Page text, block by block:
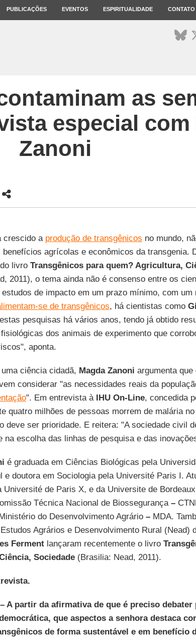
PUBLICAÇÕES EVENTOS ESPIRITUALIDADE CONTATO
as
especial com
Zanoni
crescido a produção de transgênicos no mundo,
agrícolas e econômicos da transgenia.
livro Transgênicos para quem? Agricultura,
2011), o tema ainda não é consenso entre os
de impacto em um prazo mínimo, com um
se de transgênicos, há cientistas como
pesquisas há vários anos, tendo já obtido
dos animais de experimento que
aponta.
ciência cidadã, Magda Zanoni argumenta
considerar "as necessidades reais da
". Em entrevista à IHU On-Line, concedida
quatro milhões de pessoas morrem de malária
deve ser prioridade. E reitera: "A sociedade civil
na escolha das linhas de pesquisa e das
é graduada em Ciências Biológicas pela
e doutora em Sociologia pela Université Paris I.
Université de Paris X, e da Universite de
Técnica Nacional de Biossegurança –
do Desenvolvimento Agrário – MDA.
Agrários e Desenvolvimento Rural (Nead)
Fermentlançaram recentemente o livro
Sociedade(Brasilia: Nead, 2011).
A partir da afirmativa de que é preciso
que aspectos a senhora destaca
de forma sustentável e em benefício